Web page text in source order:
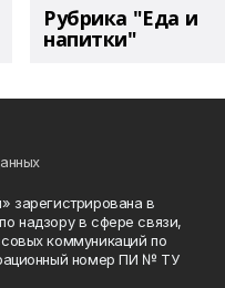
Рубрика "Еда и
напитки"
зарегистрирована в
надзору в сфере связи,
коммуникаций по
номер ПИ № ТУ